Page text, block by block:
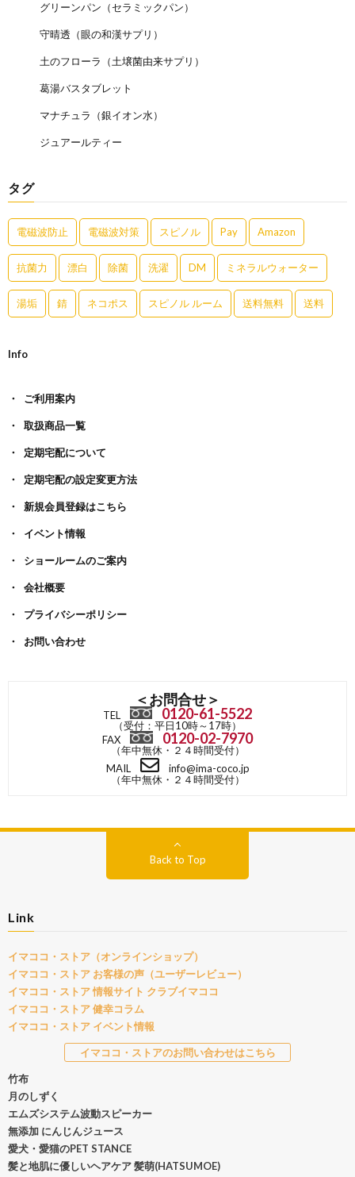
グリーンパン（セラミックパン）
守晴透（眼の和漢サプリ）
土のフローラ（土壌菌由来サプリ）
葛湯バスタブレット
マナチュラ（銀イオン水）
ジュアールティー
タグ
電磁波防止 電磁波対策 スピノル Pay Amazon
抗菌力 漂白 除菌 洗濯 DM ミネラルウォーター
湯垢 錆 ネコポス スピノル ルーム 送料無料 送料
Info
ご利用案内
取扱商品一覧
定期宅配について
定期宅配の設定変更方法
新規会員登録はこちら
イベント情報
ショールームのご案内
会社概要
プライバシーポリシー
お問い合わせ
＜お問合せ＞
TEL 0120-61-5522
（受付：平日10時～17時）
FAX
0120-02-7970
（年中無休・２４時間受付）
MAIL
info@ima-coco.jp
（年中無休・２４時間受付）
Back to Top
Link
イマココ・ストア（オンラインショップ）
イマココ・ストア お客様の声（ユーザーレビュー）
イマココ・ストア 情報サイト クラブイマココ
イマココ・ストア 健幸コラム
イマココ・ストア イベント情報
イマココ・ストアのお問い合わせはこちら
竹布
月のしずく
エムズシステム波動スピーカー
無添加 にんじんジュース
愛犬・愛猫のPET STANCE
髪と地肌に優しいヘアケア 髪萌(HATSUMOE)